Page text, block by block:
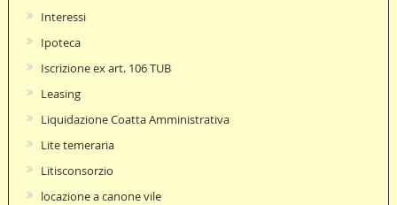
Interessi
Ipoteca
Iscrizione ex art. 106 TUB
Leasing
Liquidazione Coatta Amministrativa
Lite temeraria
Litisconsorzio
locazione a canone vile